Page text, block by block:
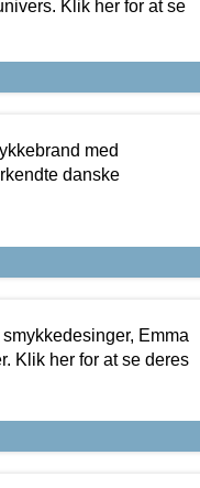
Klik her for at se
med
danske
Emma
Klik her for at se deres